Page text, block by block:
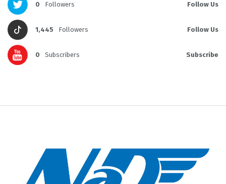
0 Followers Follow Us
1,445 Followers Follow Us
0 Subscribers Subscribe